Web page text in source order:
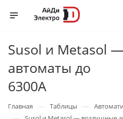
Susol и Metasol
автоматы до
6300А
Главная — Таблицы —